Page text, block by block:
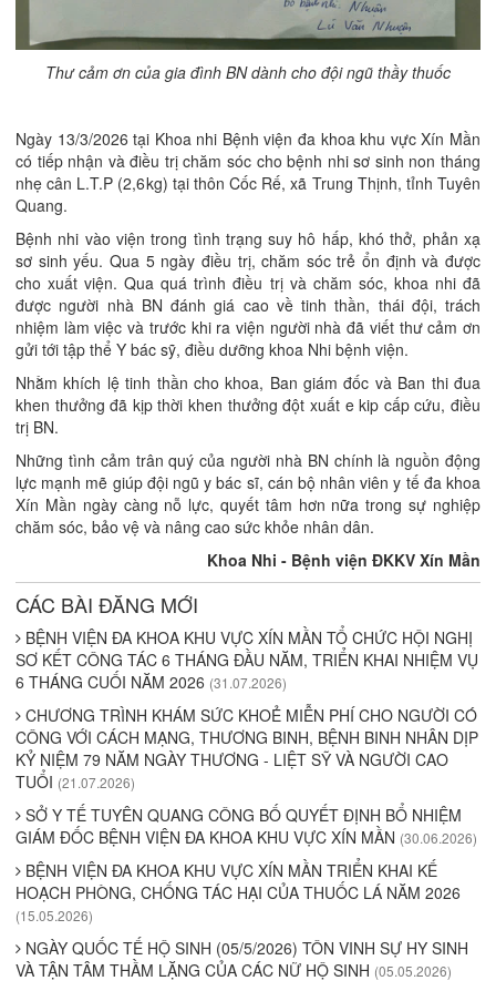
Thư cảm ơn của gia đình BN dành cho đội ngũ thầy thuốc
Ngày 13/3/2026 tại Khoa nhi Bệnh viện đa khoa khu vực Xín Mần
có tiếp nhận và điều trị chăm sóc cho bệnh nhi sơ sinh non tháng
nhẹ cân L.T.P (2,6kg) tại thôn Cốc Rế, xã Trung Thịnh, tỉnh Tuyên
Quang.
Bệnh nhi vào viện trong tình trạng suy hô hấp, khó thở, phản xạ
sơ sinh yếu. Qua 5 ngày điều trị, chăm sóc trẻ ổn định và được
cho xuất viện. Qua quá trình điều trị và chăm sóc, khoa nhi đã
được người nhà BN đánh giá cao về tinh thần, thái đội, trách
nhiệm làm việc và trước khi ra viện người nhà đã viết thư cảm ơn
gửi tới tập thể Y bác sỹ, điều dưỡng khoa Nhi bệnh viện.
Nhằm khích lệ tinh thần cho khoa, Ban giám đốc và Ban thi đua
khen thưởng đã kịp thời khen thưởng đột xuất e kip cấp cứu, điều
trị BN.
Những tình cảm trân quý của người nhà BN chính là nguồn động
lực mạnh mẽ giúp đội ngũ y bác sĩ, cán bộ nhân viên y tế đa khoa
Xín Mần ngày càng nỗ lực, quyết tâm hơn nữa trong sự nghiệp
chăm sóc, bảo vệ và nâng cao sức khỏe nhân dân.
Khoa Nhi - Bệnh viện ĐKKV Xín Mần
CÁC BÀI ĐĂNG MỚI
BỆNH VIỆN ĐA KHOA KHU VỰC XÍN MẦN TỔ CHỨC HỘI NGHỊ
SƠ KẾT CÔNG TÁC 6 THÁNG ĐẦU NĂM, TRIỂN KHAI NHIỆM VỤ
6 THÁNG CUỐI NĂM 2026 (31.07.2026)
CHƯƠNG TRÌNH KHÁM SỨC KHOẺ MIỄN PHÍ CHO NGƯỜI CÓ
CÔNG VỚI CÁCH MẠNG, THƯƠNG BINH, BỆNH BINH NHÂN DỊP
KỶ NIỆM 79 NĂM NGÀY THƯƠNG - LIỆT SỸ VÀ NGƯỜI CAO
TUỔI (21.07.2026)
SỞ Y TẾ TUYÊN QUANG CÔNG BỐ QUYẾT ĐỊNH BỔ NHIỆM
GIÁM ĐỐC BỆNH VIỆN ĐA KHOA KHU VỰC XÍN MẦN (30.06.2026)
BỆNH VIỆN ĐA KHOA KHU VỰC XÍN MẦN TRIỂN KHAI KẾ
HOẠCH PHÒNG, CHỐNG TÁC HẠI CỦA THUỐC LÁ NĂM 2026
(15.05.2026)
NGÀY QUỐC TẾ HỘ SINH (05/5/2026) TÔN VINH SỰ HY SINH
VÀ TẬN TÂM THẦM LẶNG CỦA CÁC NỮ HỘ SINH (05.05.2026)